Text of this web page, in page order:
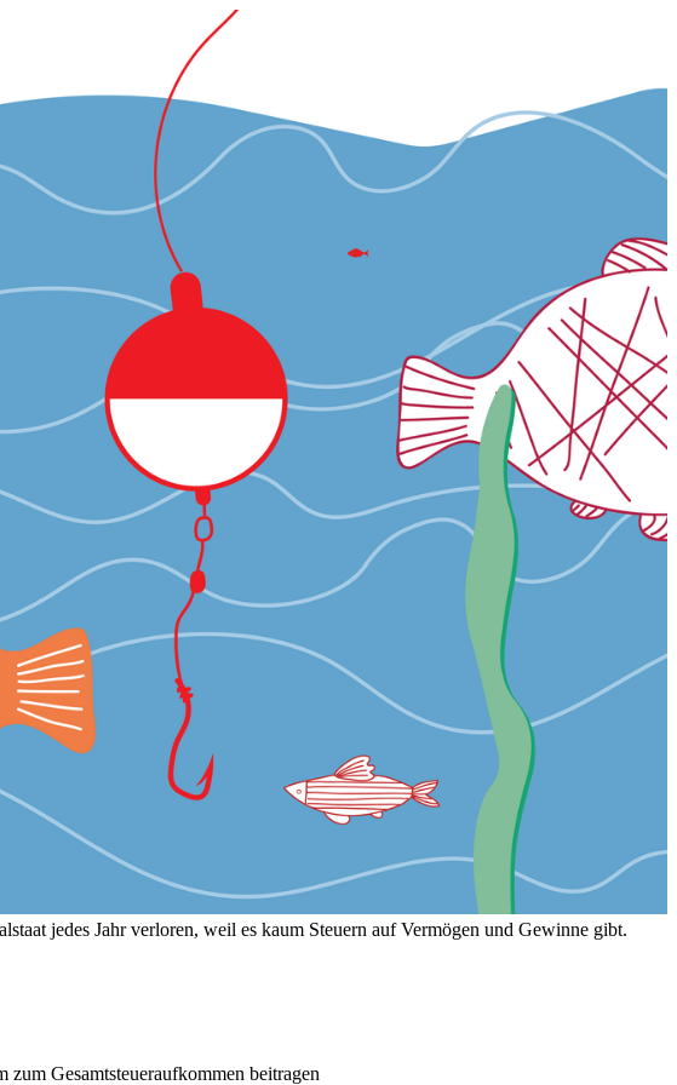
jedes Jahr verloren, weil es kaum Steuern auf Vermögen und Gewinne gibt.
Gesamtsteueraufkommen beitragen